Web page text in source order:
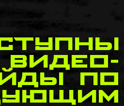
видео-
по